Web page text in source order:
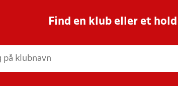
Find en klub eller et hold